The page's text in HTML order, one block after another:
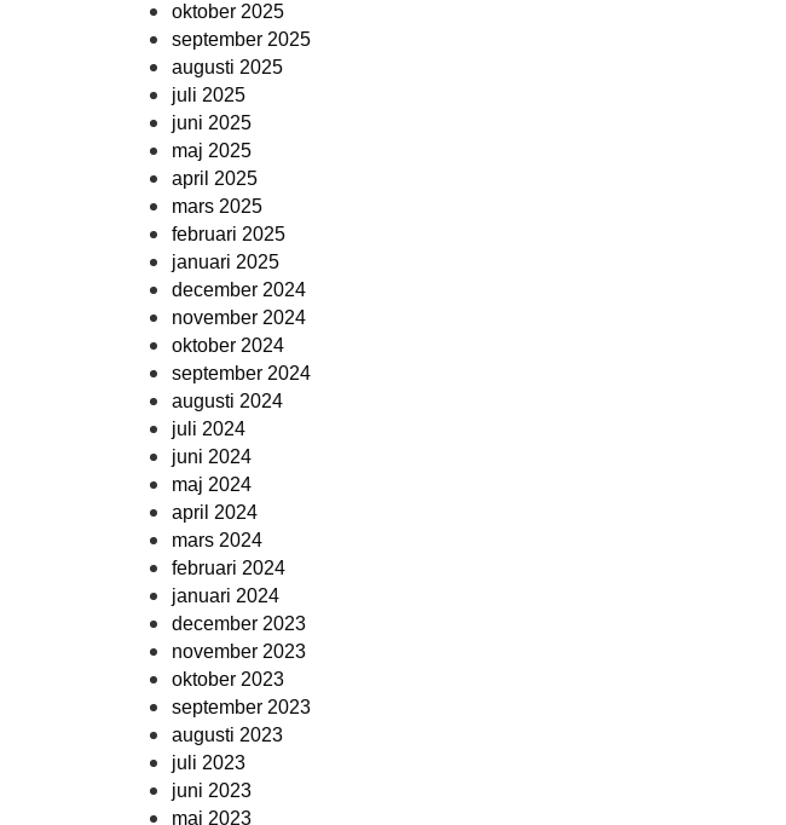
oktober 2025
september 2025
augusti 2025
juli 2025
juni 2025
maj 2025
april 2025
mars 2025
februari 2025
januari 2025
december 2024
november 2024
oktober 2024
september 2024
augusti 2024
juli 2024
juni 2024
maj 2024
april 2024
mars 2024
februari 2024
januari 2024
december 2023
november 2023
oktober 2023
september 2023
augusti 2023
juli 2023
juni 2023
maj 2023